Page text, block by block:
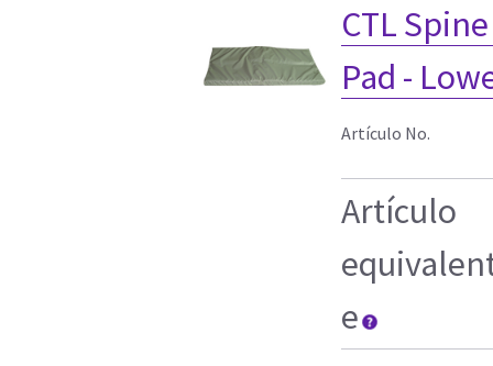
CTL
Pad -
Artículo No.
Artículo
e